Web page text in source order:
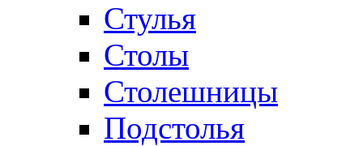
Стулья
Столы
Столешницы
Подстолья